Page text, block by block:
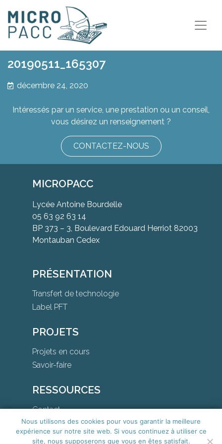
20190511_165307
décembre 24, 2020
Intéressés par un service, une prestation ou un conseil,
vous désirez un renseignement ?
CONTACTEZ-NOUS
MICROPACC
Lycée Antoine Bourdelle
05 63 92 63 14
BP 373 – 3, Boulevard Edouard Herriot 82003
Montauban Cedex
PRÉSENTATION
Transfert de technologie
Label PFT
PROJETS
Projets en cours
Savoir-faire
RESSOURCES
Contact
Téléchargements
Nous utilisons des cookies pour vous garantir la meilleure
expérience sur notre site web. Si vous continuez à utiliser ce
site, nous supposerons que vous en êtes satisfait.